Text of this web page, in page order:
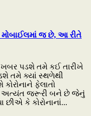
મોબાઈલમાં જ છે, આ રીતે
પડશે તમે કઈ તારીખે
તમે ક્યાં સ્થળેથી
ફેલાતો
અત્યંત જરૂરી બને છે જેનું
કે કોરોનાનાં...